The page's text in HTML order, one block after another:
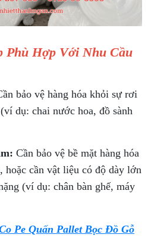
Phù Hợp Với Nhu Cầu
bảo vệ hàng hóa khỏi sự rơi
dụ: chai nước hoa, đồ sành
Cần bảo vệ bề mặt hàng hóa
cần vật liệu có độ dày lớn
(ví dụ: chân bàn ghế, máy
Pe Quấn Pallet Bọc Đồ Gỗ